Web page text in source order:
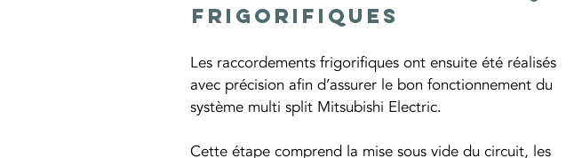
frigorifiques
Les raccordements frigorifiques ont ensuite été réalisés
avec précision afin d’assurer le bon fonctionnement du
système multi split Mitsubishi Electric.
Cette étape comprend la mise sous vide du circuit, les